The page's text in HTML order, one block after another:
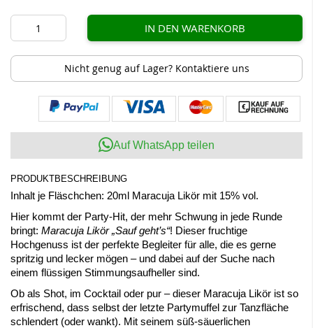
IN DEN WARENKORB
Nicht genug auf Lager? Kontaktiere uns
Auf WhatsApp teilen
PRODUKTBESCHREIBUNG
Inhalt je Fläschchen: 20ml Maracuja Likör mit 15% vol.
Hier kommt der Party-Hit, der mehr Schwung in jede Runde
bringt: Maracuja Likör „Sauf geht’s“! Dieser fruchtige
Hochgenuss ist der perfekte Begleiter für alle, die es gerne
spritzig und lecker mögen – und dabei auf der Suche nach
einem flüssigen Stimmungsaufheller sind.
Ob als Shot, im Cocktail oder pur – dieser Maracuja Likör ist so
erfrischend, dass selbst der letzte Partymuffel zur Tanzfläche
schlendert (oder wankt). Mit seinem süß-säuerlichen